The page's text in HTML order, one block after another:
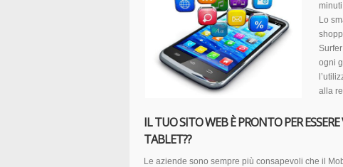
Lo
ogni
alla
IL TUO SITO WEB È PRONTO PER
TABLET??
Le aziende sono sempre più consapevoli che il